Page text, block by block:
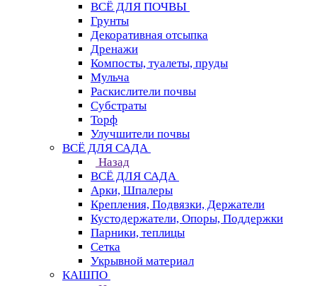
ВСЁ ДЛЯ ПОЧВЫ
Грунты
Декоративная отсыпка
Дренажи
Компосты, туалеты, пруды
Мульча
Раскислители почвы
Субстраты
Торф
Улучшители почвы
ВСЁ ДЛЯ САДА
Назад
ВСЁ ДЛЯ САДА
Арки, Шпалеры
Крепления, Подвязки, Держатели
Кустодержатели, Опоры, Поддержки
Парники, теплицы
Сетка
Укрывной материал
КАШПО